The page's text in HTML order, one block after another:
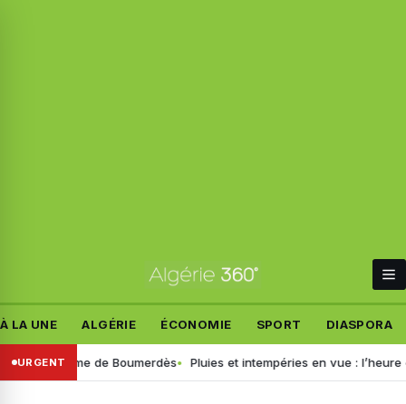
À LA UNE ALGÉRIE ÉCONOMIE SPORT DIASPORA
URGENT
drame de Boumerdès Pluies et intempéries en vue : l’heure est